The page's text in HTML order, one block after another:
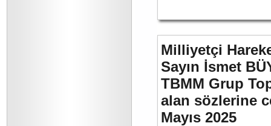
Milliyetçi
Sayın İsmet
TBMM Grup
alan sözlerine
Mayıs 2025